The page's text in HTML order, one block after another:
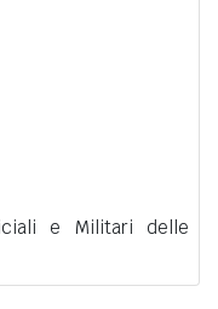
e Militari delle